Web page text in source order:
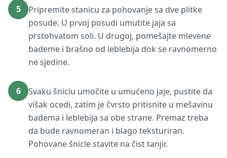
5
Pripremite stanicu za pohovanje sa dve plitke
posude. U prvoj posudi umutite jaja sa
prstohvatom soli. U drugoj, pomešajte mlevene
bademe i brašno od leblebija dok se ravnomerno
ne sjedine.
6
Svaku šniclu umočite u umućeno jaje, pustite da
višak ocedi, zatim je čvrsto pritisnite u mešavinu
badema i leblebija sa obe strane. Premaz treba
da bude ravnomeran i blago teksturiran.
Pohovane šnicle stavite na čist tanjir.